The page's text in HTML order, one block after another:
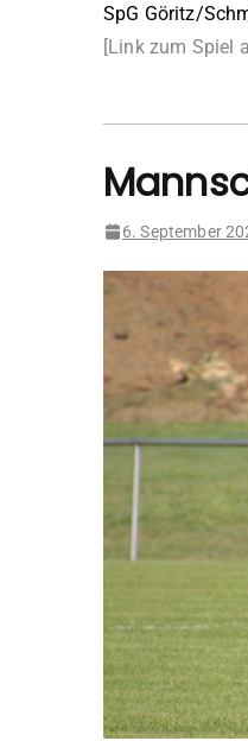
SpG Göritz/
[Link zum Spiel
6. September